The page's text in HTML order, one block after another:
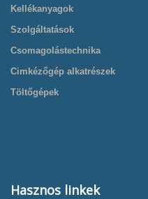
Kellékanyagok
Szolgáltatások
Csomagolástechnika
Cimkézőgép alkatrészek
Töltőgépek
Hasznos linkek